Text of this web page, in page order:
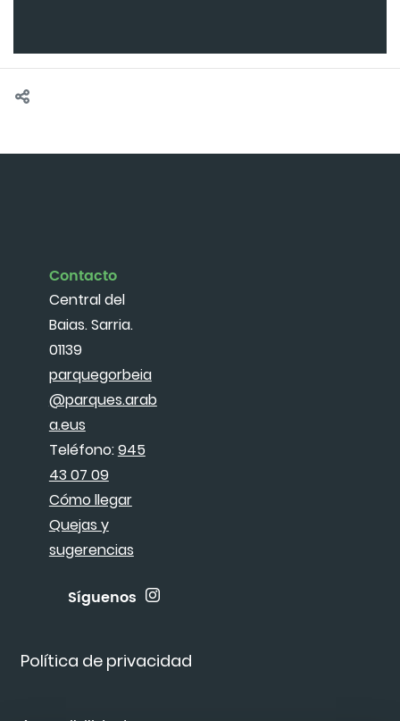
Política de privacidad
Contacto
Central del
Baias. Sarria.
01139
parquegorbeia
@parques.arab
a.eus
Teléfono:945
43 07 09
Cómo llegar
Quejas y
sugerencias
Síguenos